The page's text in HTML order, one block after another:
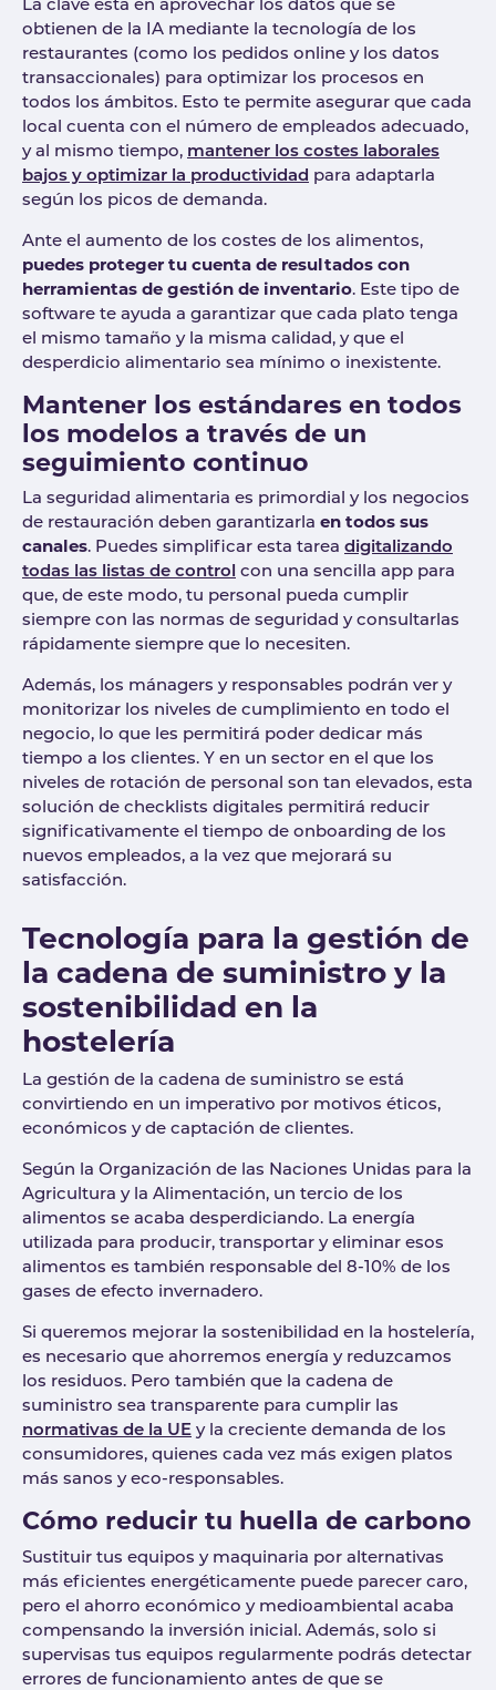
La clave está en aprovechar los datos que se
obtienen de la IA mediante la tecnología de los
restaurantes (como los pedidos online y los datos
transaccionales) para optimizar los procesos en
todos los ámbitos. Esto te permite asegurar que cada
local cuenta con el número de empleados adecuado,
y al mismo tiempo, mantener los costes laborales
bajos y optimizar la productividad para adaptarla
según los picos de demanda.
Ante el aumento de los costes de los alimentos,
puedes proteger tu cuenta de resultados con
herramientas de gestión de inventario. Este tipo de
software te ayuda a garantizar que cada plato tenga
el mismo tamaño y la misma calidad, y que el
desperdicio alimentario sea mínimo o inexistente.
Mantener los estándares en todos
los modelos a través de un
seguimiento continuo
La seguridad alimentaria es primordial y los negocios
de restauración deben garantizarla en todos sus
canales. Puedes simplificar esta tarea digitalizando
todas las listas de control con una sencilla app para
que, de este modo, tu personal pueda cumplir
siempre con las normas de seguridad y consultarlas
rápidamente siempre que lo necesiten.
Además, los mánagers y responsables podrán ver y
monitorizar los niveles de cumplimiento en todo el
negocio, lo que les permitirá poder dedicar más
tiempo a los clientes. Y en un sector en el que los
niveles de rotación de personal son tan elevados, esta
solución de checklists digitales permitirá reducir
significativamente el tiempo de onboarding de los
nuevos empleados, a la vez que mejorará su
satisfacción.
Tecnología para la gestión de
la cadena de suministro y la
sostenibilidad en la
hostelería
La gestión de la cadena de suministro se está
convirtiendo en un imperativo por motivos éticos,
económicos y de captación de clientes.
Según la Organización de las Naciones Unidas para la
Agricultura y la Alimentación, un tercio de los
alimentos se acaba desperdiciando. La energía
utilizada para producir, transportar y eliminar esos
alimentos es también responsable del 8-10% de los
gases de efecto invernadero.
Si queremos mejorar la sostenibilidad en la hostelería,
es necesario que ahorremos energía y reduzcamos
los residuos. Pero también que la cadena de
suministro sea transparente para cumplir las
normativas de la UE y la creciente demanda de los
consumidores, quienes cada vez más exigen platos
más sanos y eco-responsables.
Cómo reducir tu huella de carbono
Sustituir tus equipos y maquinaria por alternativas
más eficientes energéticamente puede parecer caro,
pero el ahorro económico y medioambiental acaba
compensando la inversión inicial. Además, solo si
supervisas tus equipos regularmente podrás detectar
errores de funcionamiento antes de que se